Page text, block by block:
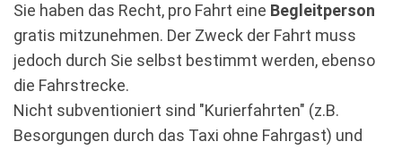
Sie haben das Recht, pro Fahrt eine Begleitperson
gratis mitzunehmen. Der Zweck der Fahrt muss
jedoch durch Sie selbst bestimmt werden, ebenso
die Fahrstrecke.
Nicht subventioniert sind "Kurierfahrten" (z.B.
Besorgungen durch das Taxi ohne Fahrgast) und